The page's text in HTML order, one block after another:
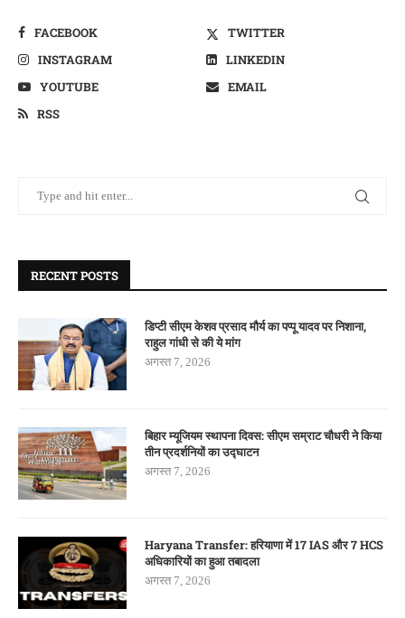
FACEBOOK
TWITTER
INSTAGRAM
LINKEDIN
YOUTUBE
EMAIL
RSS
RECENT POSTS
डिप्टी सीएम केशव प्रसाद मौर्य का पप्पू यादव पर निशाना,
राहुल गांधी से की ये मांग
अगस्त 7, 2026
बिहार म्यूजियम स्थापना दिवस: सीएम सम्राट चौधरी ने किया
तीन प्रदर्शनियों का उद्घाटन
अगस्त 7, 2026
Haryana Transfer: हरियाणा में 17 IAS और 7 HCS
अधिकारियों का हुआ तबादला
अगस्त 7, 2026